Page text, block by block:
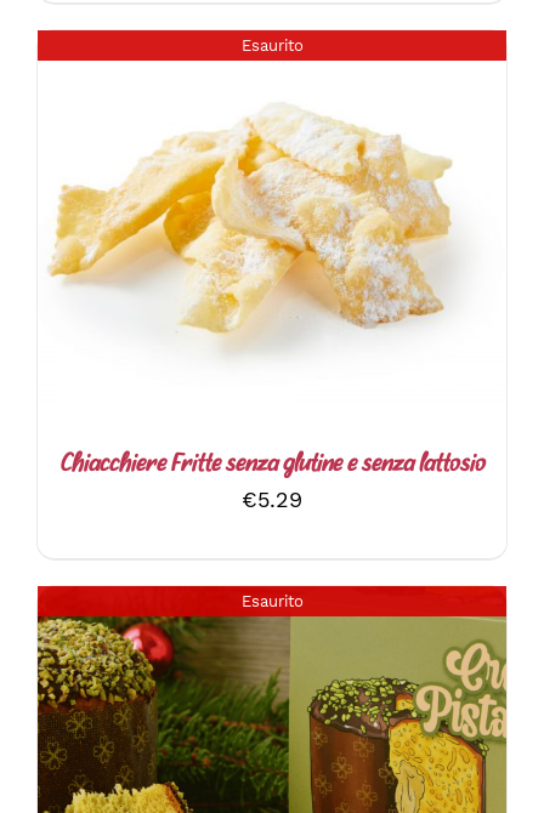
Esaurito
DETTAGLI
Chiacchiere Fritte senza glutine e senza lattosio
€5.29
Esaurito
DETTAGLI